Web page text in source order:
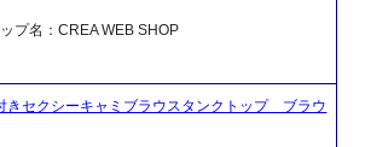
プ名：CREA WEB SHOP
きセクシーキャミブラウスタンクトップ ブラウ